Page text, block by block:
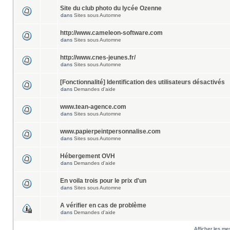
Site du club photo du lycée Ozenne
dans Sites sous Automne
http://www.cameleon-software.com
dans Sites sous Automne
http://www.cnes-jeunes.fr/
dans Sites sous Automne
[Fonctionnalité] Identification des utilisateurs désactivés
dans Demandes d'aide
www.tean-agence.com
dans Sites sous Automne
www.papierpeintpersonnalise.com
dans Sites sous Automne
Hébergement OVH
dans Demandes d'aide
En voila trois pour le prix d'un
dans Sites sous Automne
A vérifier en cas de problème
dans Demandes d'aide
Afficher les